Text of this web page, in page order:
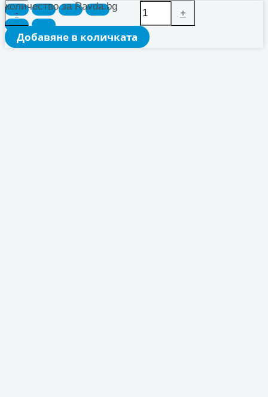
-
количество за Ravda.bg
+
Добавяне в количката